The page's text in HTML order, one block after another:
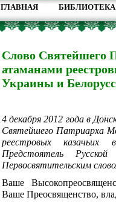
ГЛАВНАЯ БИБЛИОТЕКА
Слово Святейшего
атаманами
Украины и
4 декабря 2012 года в
Святейшего Патриарха
реестровых казачьих
Предстоятель
Первосвятительским
Ваше
Ваше Преосвященство,